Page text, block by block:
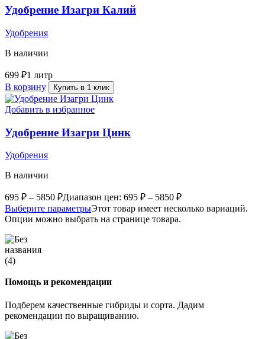
Удобрение Изагри Калий
Удобрения
В наличии
699 ₽1 литр
В корзину
Купить в 1 клик
Добавить в избранное
Удобрение Изагри Цинк
Удобрения
В наличии
695 ₽ – 5850 ₽Диапазон цен: 695 ₽ – 5850 ₽
Выберите параметрыЭтот товар имеет несколько вариаций.
Опции можно выбрать на странице товара.
Помощь и рекомендации
Подберем качественные гибриды и сорта. Дадим
рекомендации по выращиванию.